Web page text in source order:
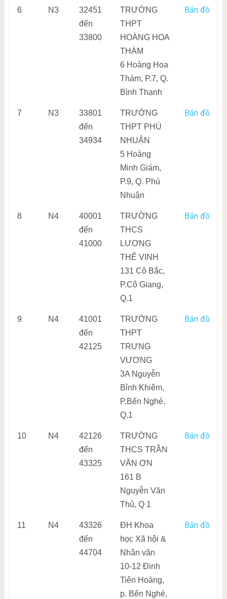
6 N3
32451
đến
33800
TRƯỜNG
THPT
HOÀNG HOA
THÁM
6 Hoàng Hoa
Thám, P.7, Q.
Bình Thạnh
Bản đồ
7 N3
33801
đến
34934
TRƯỜNG
THPT PHÚ
NHUẬN
5 Hoàng
Minh Giám,
P.9, Q. Phú
Nhuận
Bản đồ
8 N4
40001
đến
41000
TRƯỜNG
THCS
LƯƠNG
THẾ VINH
131 Cô Bắc,
P.Cô Giang,
Q.1
Bản đồ
9 N4
41001
đến
42125
TRƯỜNG
THPT
TRƯNG
VƯƠNG
3A Nguyễn
Bỉnh Khiêm,
P.Bến Nghé,
Q.1
Bản đồ
10 N4
42126
đến
43325
TRƯỜNG
THCS TRẦN
VĂN ƠN
161 B
Nguyễn Văn
Thủ, Q 1
Bản đồ
11 N4
43326
đến
44704
ĐH Khoa
học Xã hội &
Nhân văn
10-12 Đinh
Tiên Hoàng,
p. Bến Nghé,
Bản đồ